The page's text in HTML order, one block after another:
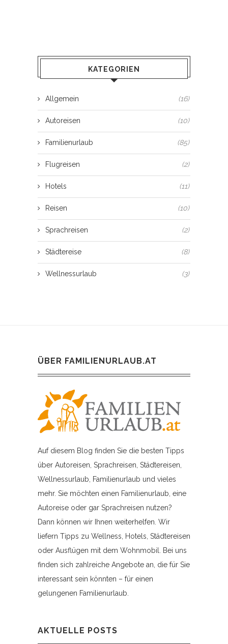
KATEGORIEN
Allgemein (16)
Autoreisen (10)
Familienurlaub (85)
Flugreisen (2)
Hotels (11)
Reisen (10)
Sprachreisen (2)
Städtereise (8)
Wellnessurlaub (3)
ÜBER FAMILIENURLAUB.AT
Auf diesem Blog finden Sie die besten Tipps
über Autoreisen, Sprachreisen, Städtereisen,
Wellnessurlaub, Familienurlaub und vieles
mehr. Sie möchten einen Familienurlaub, eine
Autoreise oder gar Sprachreisen nutzen?
Dann können wir Ihnen weiterhelfen. Wir
liefern Tipps zu Wellness, Hotels, Städtereisen
oder Ausflügen mit dem Wohnmobil. Bei uns
finden sich zahlreiche Angebote an, die für Sie
interessant sein könnten – für einen
gelungenen Familienurlaub.
AKTUELLE POSTS